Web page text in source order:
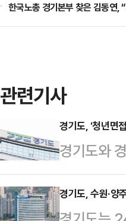
한국노총 경기본부 찾은 김동연,
관련기사
경기도, '청년면
경기도와
당' 2차 모
접비용 부
경기도, 수원·양